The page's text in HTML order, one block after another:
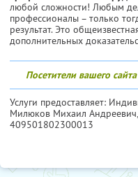
любой сложности! Любым
профессионалы – только
результат. Это
дополнительных
Посетители вашего
Услуги предоставляет:
Милюков Михаил Андреевич,
409501802300013